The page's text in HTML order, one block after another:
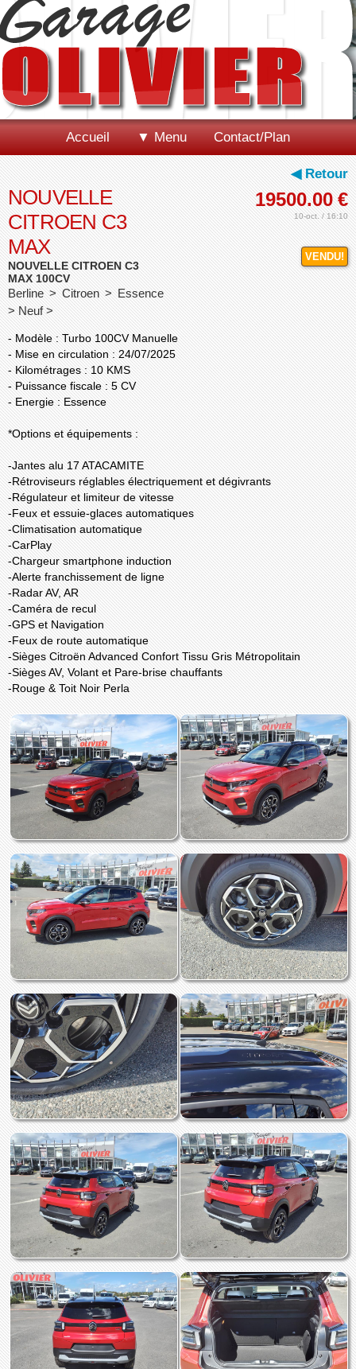
Accueil ▼ Menu Contact/Plan
◀ Retour
19500.00 €
10-oct. / 16:10
VENDU!
NOUVELLE
CITROEN C3
MAX
NOUVELLE CITROEN C3
MAX 100CV
Berline > Citroen > Essence
> Neuf >
- Modèle : Turbo 100CV Manuelle
- Mise en circulation : 24/07/2025
- Kilométrages : 10 KMS
- Puissance fiscale : 5 CV
- Energie : Essence
*Options et équipements :
-Jantes alu 17 ATACAMITE
-Rétroviseurs réglables électriquement et dégivrants
-Régulateur et limiteur de vitesse
-Feux et essuie-glaces automatiques
-Climatisation automatique
-CarPlay
-Chargeur smartphone induction
-Alerte franchissement de ligne
-Radar AV, AR
-Caméra de recul
-GPS et Navigation
-Feux de route automatique
-Sièges Citroën Advanced Confort Tissu Gris Métropolitain
-Sièges AV, Volant et Pare-brise chauffants
-Rouge & Toit Noir Perla